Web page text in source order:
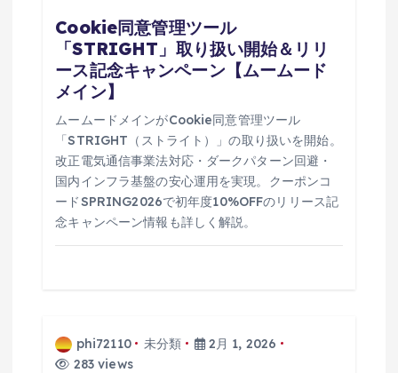
Cookie同意管理ツール
「STRIGHT」取り扱い開始＆リリ
ース記念キャンペーン【ムームード
メイン】
ムームードメインがCookie同意管理ツール
「STRIGHT（ストライト）」の取り扱いを開始。
改正電気通信事業法対応・ダークパターン回避・
国内インフラ基盤の安心運用を実現。クーポンコ
ードSPRING2026で初年度10%OFFのリリース記
念キャンペーン情報も詳しく解説。
phi72110 未分類
2月 1, 2026
283 views